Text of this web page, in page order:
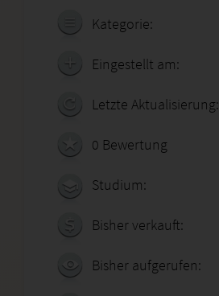
Kategorie:
Eingestellt am:
Letzte Aktualisierung:
0 Bewertung
Studium:
Bisher verkauft:
Bisher aufgerufen: